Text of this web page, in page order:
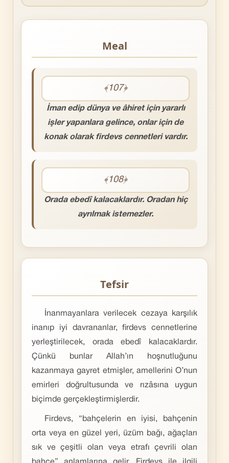
Meal
﴾107﴿
İman edip dünya ve âhiret için yararlı
işler yapanlara gelince, onlar için de
konak olarak firdevs cennetleri vardır.
﴾108﴿
Orada ebedî kalacaklardır. Oradan hiç
ayrılmak istemezler.
Tefsir
İnanmayanlara verilecek cezaya karşılık
inanıp iyi davrananlar, firdevs cennetlerine
yerleştirilecek, orada ebedî kalacaklardır.
Çünkü bunlar Allah’ın hoşnutluğunu
kazanmaya gayret etmişler, amellerini O’nun
emirleri doğrultusunda ve rızâsına uygun
biçimde gerçekleştirmişlerdir.
Firdevs, “bahçelerin en iyisi, bahçenin
orta veya en güzel yeri, üzüm bağı, ağaçları
sık ve çeşitli olan veya etrafı çevrili olan